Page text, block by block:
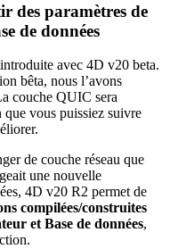
des paramètres de
de données
avec 4D v20 beta.
bêta, nous l’avons
couche QUIC sera
que vous puissiez suivre
de couche réseau que
une nouvelle
4D v20 R2 permet de
compilées/construites
et Base de données,